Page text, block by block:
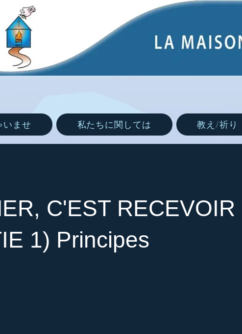
いませ 私たちに関しては 教え/祈り
C'EST RECEVOIR
1) Principes